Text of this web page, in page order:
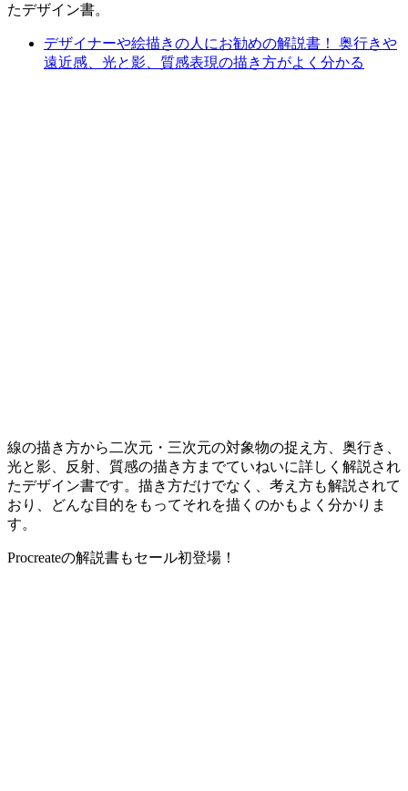
たデザイン書。
デザイナーや絵描きの人にお勧めの解説書！ 奥行きや
遠近感、光と影、質感表現の描き方がよく分かる
線の描き方から二次元・三次元の対象物の捉え方、奥行き、
光と影、反射、質感の描き方までていねいに詳しく解説され
たデザイン書です。描き方だけでなく、考え方も解説されて
おり、どんな目的をもってそれを描くのかもよく分かりま
す。
Procreateの解説書もセール初登場！